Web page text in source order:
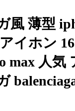
風 薄型
イホン
max 人